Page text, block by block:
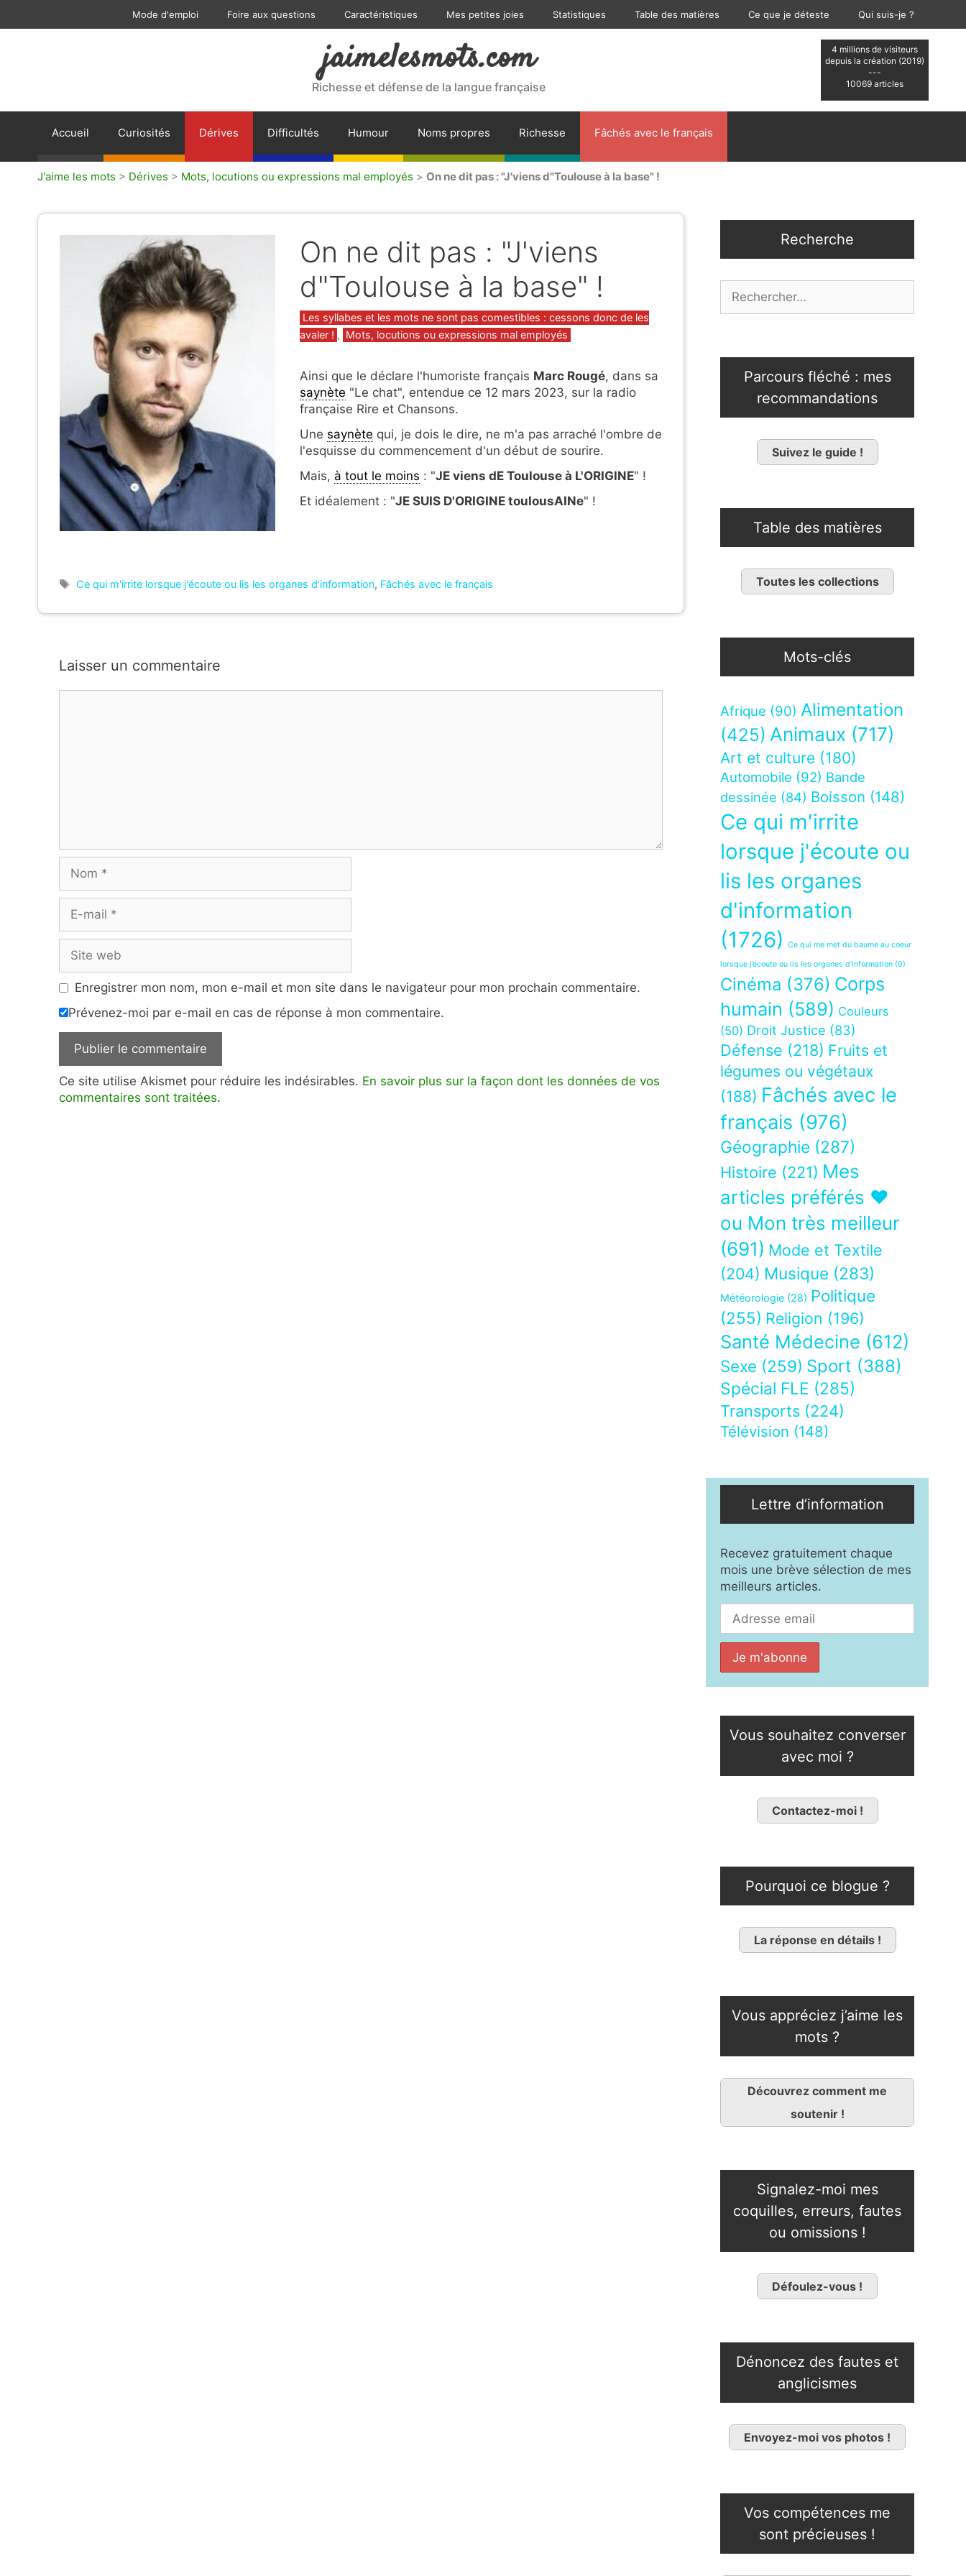
Mode d'emploi Foire aux questions Caractéristiques Mes petites joies Statistiques Table des matières Ce que je déteste Qui suis-je ?
4 millions de visiteurs
depuis la création (2019)
---
10069 articles
jaimelesmots.com
Richesse et défense de la langue française
Accueil Curiosités Dérives Difficultés Humour Noms propres Richesse Fâchés avec le français
J'aime les mots > Dérives > Mots, locutions ou expressions mal employés > On ne dit pas : "J'viens d"Toulouse à la base" !
On ne dit pas : "J'viens
d"Toulouse à la base" !
Catégories
Les syllabes et les mots ne sont pas comestibles : cessons donc de les
avaler ! , Mots, locutions ou expressions mal employés
Ainsi que le déclare l'humoriste français Marc Rougé, dans sa
saynète "Le chat", entendue ce 12 mars 2023, sur la radio
française Rire et Chansons.
Une saynète qui, je dois le dire, ne m'a pas arraché l'ombre de
l'esquisse du commencement d'un début de sourire.
Mais, à tout le moins : "JE viens dE Toulouse à L'ORIGINE" !
Et idéalement : "JE SUIS D'ORIGINE toulousAINe" !
Étiquettes
Ce qui m'irrite lorsque j'écoute ou lis les organes d'information, Fâchés avec le français
Laisser un commentaire
mail
web
Enregistrer mon nom, mon e-mail et mon site dans le navigateur pour mon prochain commentaire.
Prévenez-moi par e-mail en cas de réponse à mon commentaire.
Ce site utilise Akismet pour réduire les indésirables. En savoir plus sur la façon dont les données de vos
commentaires sont traitées.
Recherche
Parcours fléché : mes
recommandations
Suivez le guide !
Table des matières
Toutes les collections
Mots-clés
Afrique (90) Alimentation
(425) Animaux (717)
Art et culture (180)
Automobile (92) Bande
dessinée (84) Boisson (148)
Ce qui m'irrite
lorsque j'écoute ou
lis les organes
d'information
(1726)
Ce qui me met du baume au coeur
lorsque j’écoute ou lis les organes d’information (9)
Cinéma (376) Corps
humain (589) Couleurs
(50) Droit Justice (83)
Défense (218) Fruits et
légumes ou végétaux
(188) Fâchés avec le
français (976)
Géographie (287)
Histoire (221) Mes
articles préférés ❤
ou Mon très meilleur
(691) Mode et Textile
(204) Musique (283)
Météorologie (28) Politique
(255) Religion (196)
Santé Médecine (612)
Sexe (259) Sport (388)
Spécial FLE (285)
Transports (224)
Télévision (148)
Lettre d’information
Recevez gratuitement chaque
mois une brève sélection de mes
meilleurs articles.
Vous souhaitez converser
avec moi ?
Contactez-moi !
Pourquoi ce blogue ?
La réponse en détails !
Vous appréciez j’aime les
mots ?
Découvrez comment me
soutenir !
Signalez-moi mes
coquilles, erreurs, fautes
ou omissions !
Défoulez-vous !
Dénoncez des fautes et
anglicismes
Envoyez-moi vos photos !
Vos compétences me
sont précieuses !